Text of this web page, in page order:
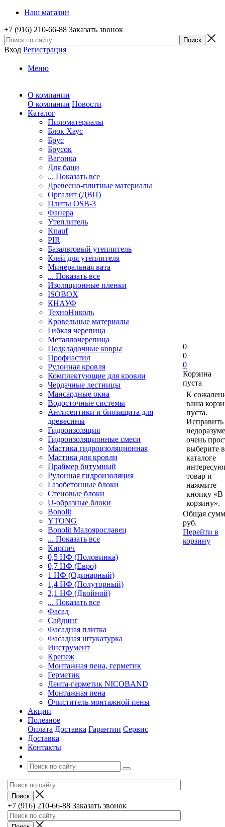
Наш магазин
+7 (916) 210-66-88 Заказать звонок
Вход Регистрация
Меню
О компании
О компании Новости
Каталог
Пиломатериалы
Блок Хаус
Брус
Брусок
Вагонка
Для бани
... Показать все
Древесно-плитные материалы
Оргалит (ДВП)
Плиты OSB-3
Фанера
Утеплитель
Knauf
PIR
Базальтовый утеплитель
Клей для утеплителя
Минеральная вата
... Показать все
Изоляционные пленки
ISOBOX
КНАУФ
ТехноНиколь
Кровельные материалы
Гибкая черепица
Металлочерепица
Подкладочные ковры
Профнастил
Рулонная кровля
Комплектующие для кровли
Чердачные лестницы
Мансардные окна
Водосточные системы
Антисептики и биозащита для
древесины
Гидроизоляция
Гидроизоляционные смеси
Мастика гидроизоляционная
Мастика для кровли
Праймер битумный
Рулонная гидроизоляция
Газобетонные блоки
Стеновые блоки
U-образные блоки
Bonolit
YTONG
Bonolit Малоярославец
... Показать все
Кирпич
0,5 НФ (Половинка)
0,7 НФ (Евро)
1 НФ (Одинарный)
1,4 НФ (Полуторный)
2,1 НФ (Двойной)
... Показать все
Фасад
Сайдинг
Фасадная плитка
Фасадная штукатурка
Инструмент
Крепеж
Монтажная пена, герметик
Герметик
Лента-герметик NICOBAND
Монтажная пена
Очиститель монтажной пены
Акции
Полезное
Оплата Доставка Гарантии Сервис
Доставка
Контакты
+7 (916) 210-66-88 Заказать звонок
0
0
0
Корзина
пуста
К
ваша
пуста.
Исправить
очень
выберите в
каталоге
товар и
нажмите
кнопку «В
корзину».
Общая
руб.
Перейти в
корзину